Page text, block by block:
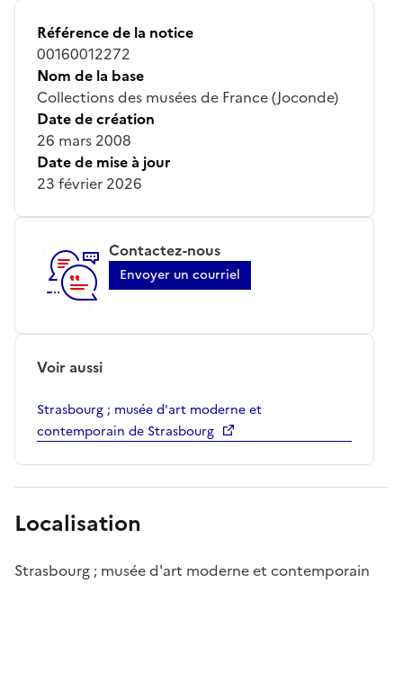
Référence de la notice
00160012272
Nom de la base
Collections des musées de France (Joconde)
Date de création
26 mars 2008
Date de mise à jour
23 février 2026
Contactez-nous
Envoyer un courriel
Voir aussi
Strasbourg ; musée d'art moderne et
contemporain de Strasbourg
Localisation
Strasbourg ; musée d'art moderne et contemporain